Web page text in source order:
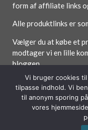
form af affiliate links
Alle produktlinks er
Vælger du at købe et
modtager vi en lille
bloggen.
Forside
Vi bruger cookies
tilpasse indhold. Vi
til anonym sporing
vores